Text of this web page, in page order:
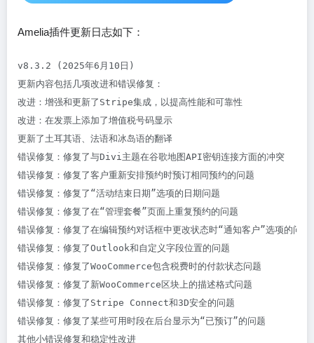
Amelia插件更新日志如下：
v8.3.2 (2025年6月10日)
更新内容包括几项改进和错误修复：
改进：增强和更新了Stripe集成，以提高性能和可靠性
改进：在发票上添加了增值税号码显示
更新了土耳其语、法语和冰岛语的翻译
错误修复：修复了与Divi主题在谷歌地图API密钥连接方面的冲突
错误修复：修复了客户重新安排预约时预订相同预约的问题
错误修复：修复了“活动结束日期”选项的日期问题
错误修复：修复了在“管理套餐”页面上重复预约的问题
错误修复：修复了在编辑预约对话框中更改状态时“通知客户”选项的问题
错误修复：修复了Outlook和自定义字段位置的问题
错误修复：修复了WooCommerce包含税费时的付款状态问题
错误修复：修复了新WooCommerce区块上的描述格式问题
错误修复：修复了Stripe Connect和3D安全的问题
错误修复：修复了某些可用时段在后台显示为“已预订”的问题
其他小错误修复和稳定性改进